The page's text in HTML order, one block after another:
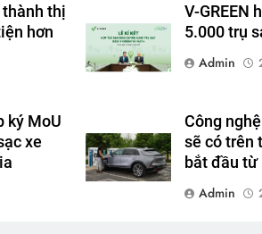
thị
hơn
V-GREEN
5.000 trụ
Admin
ký MoU
xe
Công
sẽ có trên
bắt đầu từ
Admin